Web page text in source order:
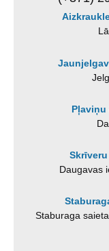
Daugavas
Staburaga